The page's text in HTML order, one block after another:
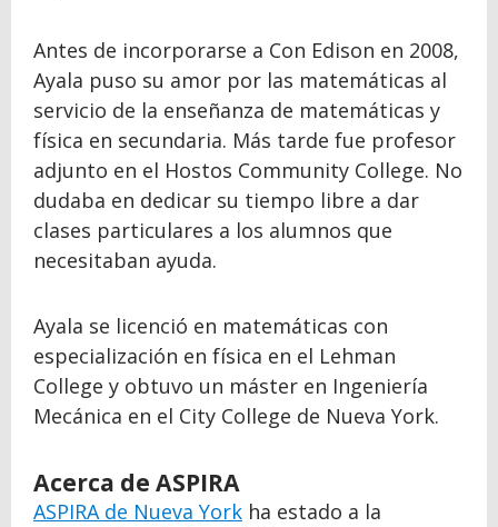
Antes de incorporarse a Con Edison en 2008,
Ayala puso su amor por las matemáticas al
servicio de la enseñanza de matemáticas y
física en secundaria. Más tarde fue profesor
adjunto en el Hostos Community College. No
dudaba en dedicar su tiempo libre a dar
clases particulares a los alumnos que
necesitaban ayuda.
Ayala se licenció en matemáticas con
especialización en física en el Lehman
College y obtuvo un máster en Ingeniería
Mecánica en el City College de Nueva York.
Acerca de ASPIRA
ASPIRA de Nueva York ha estado a la